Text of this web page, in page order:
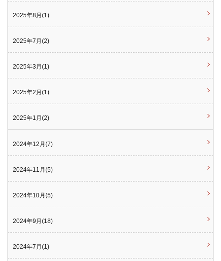
2025年8月(1)
2025年7月(2)
2025年3月(1)
2025年2月(1)
2025年1月(2)
2024年12月(7)
2024年11月(5)
2024年10月(5)
2024年9月(18)
2024年7月(1)